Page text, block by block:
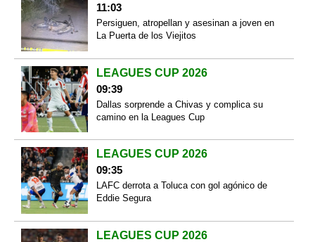
11:03
Persiguen, atropellan y asesinan a joven en
La Puerta de los Viejitos
LEAGUES CUP 2026
09:39
Dallas sorprende a Chivas y complica su
camino en la Leagues Cup
LEAGUES CUP 2026
09:35
LAFC derrota a Toluca con gol agónico de
Eddie Segura
LEAGUES CUP 2026